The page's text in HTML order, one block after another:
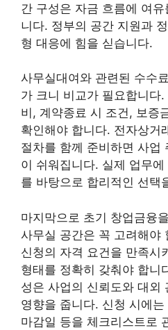
간 구성은 자금 흐름에 여
니다. 정부의 공간 지원과
형 대응에 힘을 싣습니다.
사무실대여와 관련된 수수
가 크니 비교가 필요합니다
비, 계약종료 시 조건, 보증
확인해야 합니다. 전자상거
절차를 함께 준비하면 사업
이 쉬워집니다. 실제 업무
를 바탕으로 합리적인 선택
마지막으로 초기 창업금융
사무실 공간은 꼭 고려해야
신청의 자격 요건을 만족시
형태를 정확히 갖춰야 합니
성은 사업의 신뢰도와 대외
영향을 줍니다. 신청 시에
마감일 등을 체크리스트로